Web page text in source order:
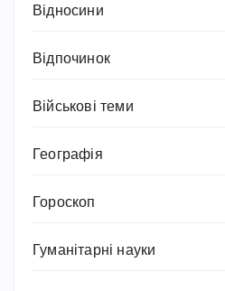
Відносини
Відпочинок
Військові теми
Географія
Гороскоп
Гуманітарні науки